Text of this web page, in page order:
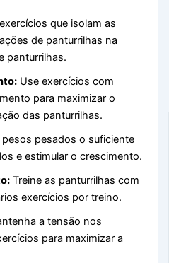
que isolam as
de panturrilhas na
panturrilhas.
Use exercícios com
para maximizar o
das panturrilhas.
pesos pesados o suficiente
e estimular o crescimento.
Treine as panturrilhas com
exercícios por treino.
a tensão nos
para maximizar a